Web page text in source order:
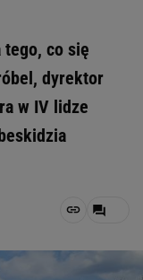
tego, co się
dyrektor
w IV lidze